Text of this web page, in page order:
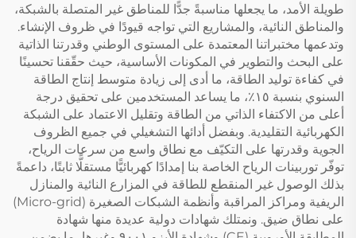
طويلة الأمد، ما يجعلها مناسبةً جدًّا للمناطق غير المتصلة بالشبكة،
والمناطق النائية، والمشاريع التي تواجه قيودًا في ظروف الإنشاء.
وتدعمها مختبراتنا المعتمدة على المستوى الوطني وقدرتنا الذاتية
على البحث والتطوير في المكونات الأساسية، حيث حقّقنا تحسينًا
في كفاءة توليد الطاقة، ما أدى إلى زيادة متوسط إنتاج الطاقة
السنوي بنسبة ١٥٪، ما يساعد المستخدمين على تحقيق درجة
أعلى من الاكتفاء الذاتي من الطاقة وتقليل الاعتماد على الشبكة
الكهربائية التقليدية. وبفضل أدائها التشغيلي في جميع الظروف
الجوية وقدرتها على التكيّف مع نطاق واسع من سرعات الرياح،
توفّر توربينات الرياح الخاصة بنا إمدادًا كهربائيًّا مستقلًّا ثابتًا، داعمةً
بذلك الوصول غير المنقطع للطاقة في المزارع النائية والمنازل
الريفية ومراكز المراقبة وأنظمة الشبكات الصغيرة (Micro-grid)
على نطاق ضيق. ونمتلك شهادات دولية عديدة منها شهادة